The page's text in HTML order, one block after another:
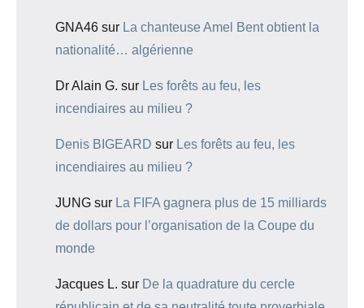
GNA46 sur La chanteuse Amel Bent obtient la
nationalité… algérienne
Dr Alain G. sur Les forêts au feu, les
incendiaires au milieu ?
Denis BIGEARD sur Les forêts au feu, les
incendiaires au milieu ?
JUNG sur La FIFA gagnera plus de 15 milliards
de dollars pour l’organisation de la Coupe du
monde
Jacques L. sur De la quadrature du cercle